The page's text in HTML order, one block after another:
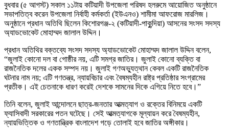
বুধবার (৫ আগস্ট) সকাল ১১টায় কটিয়াদী উপজেলা পরিষদ হলরুমে আয়োজিত অনুষ্ঠানে
সভাপতিত্ব করেন উপজেলা নির্বাহী কর্মকর্তা (ইউএনও) শামীমা আফরোজ মারলিজ।
অনুষ্ঠানে প্রধান অতিথি ছিলেন কিশোরগঞ্জ-২ (কটিয়াদী-পাকুন্দিয়া) আসনের সংসদ সদস্য
অ্যাডভোকেট মোহাম্মদ জালাল উদ্দিন।
প্রধান অতিথির বক্তব্যে সংসদ সদস্য অ্যাডভোকেট মোহাম্মদ জালাল উদ্দিন বলেন,
“জুলাই কোনো দল বা গোষ্ঠীর নয়, এটি সমগ্র জাতির। জুলাই কোনো ব্যক্তি বা
রাজনৈতিক দলের একক সম্পদ নয়। জুলাই গণঅভ্যুত্থান কেবল একটি রাজনৈতিক
ঘটনার নাম নয়; এটি গণতন্ত্র, ন্যায়বিচার এবং বৈষম্যহীন রাষ্ট্র প্রতিষ্ঠার সংগ্রামের
প্রতীক। এই চেতনাকে ধারণ করেই দেশকে সামনের দিকে এগিয়ে নিতে হবে।”
তিনি বলেন, জুলাই আন্দোলনে ছাত্র-জনতার আত্মত্যাগ ও রক্তের বিনিময়ে একটি
ফ্যাসিবাদী সরকারের পতন ঘটেছে। সেই আত্মত্যাগকে মূল্যায়ন করে বৈষম্যহীন,
ন্যায়ভিত্তিক ও গণতান্ত্রিক বাংলাদেশ গড়ে তোলাই হবে জাতির অঙ্গীকার।